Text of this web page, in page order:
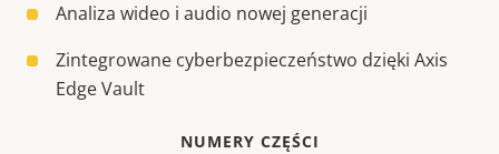
Analiza wideo i audio nowej generacji
Zintegrowane cyberbezpieczeństwo dzięki Axis
Edge Vault
NUMERY CZĘŚCI